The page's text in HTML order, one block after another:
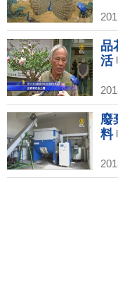
品
活
廢
料